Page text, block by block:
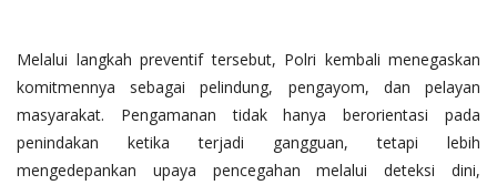
Melalui langkah preventif tersebut, Polri kembali menegaskan
komitmennya sebagai pelindung, pengayom, dan pelayan
masyarakat. Pengamanan tidak hanya berorientasi pada
penindakan ketika terjadi gangguan, tetapi lebih
mengedepankan upaya pencegahan melalui deteksi dini,